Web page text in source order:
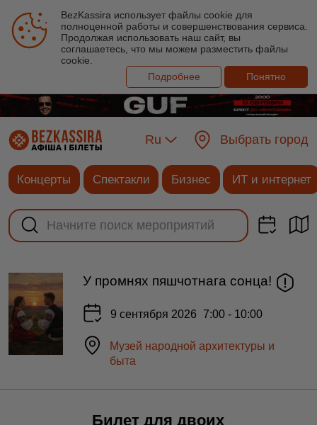
BezKassira использует файлы cookie для
полноценной работы и совершенствования сервиса.
Продолжая использовать наш сайт, вы
соглашаетесь, что мы можем разместить файлы
cookie.
Подробнее
Понятно
Ru Выбрать город
Концерты Спектакли Бизнес ИТ и интернет
У промнях пяшчотнага сонца!
9 сентября 2026 7:00 - 10:00
Музей народной архитектуры и
быта
Билет для двоих